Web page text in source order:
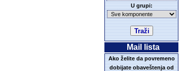
U grupi:
Mail lista
Ako želite da povremeno
dobijate obaveštenja od